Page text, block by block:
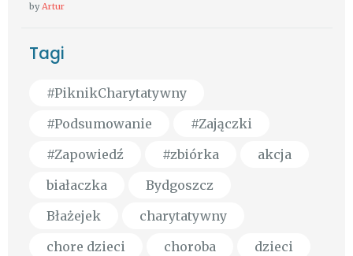
byArtur
Tagi
#PiknikCharytatywny
#Podsumowanie
#Zajączki
#Zapowiedź
#zbiórka
akcja
białaczka
Bydgoszcz
Błażejek
charytatywny
chore dzieci
choroba
dzieci